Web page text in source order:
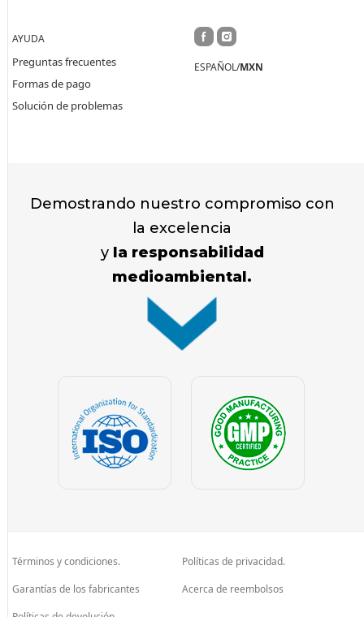
AYUDA
Preguntas frecuentes
Formas de pago
Solución de problemas
ESPAÑOL/MXN
Demostrando nuestro compromiso con
la excelencia
y la responsabilidad
medioambiental.
Términos y condiciones.
Políticas de privacidad.
Garantías de los fabricantes
Acerca de reembolsos